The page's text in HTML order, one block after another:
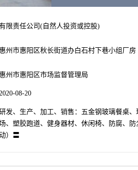
员质量意识，改进质量
限责任公司(自然人投资或控股)
惠州市惠阳区秋长街道办白石村下巷小组厂房
惠州市惠阳区市场监督管理局
08-20
发、生产、加工、销售：五金钢玻璃餐桌
、塑胶跑道、健身器材、休闲椅、防腐、
）〓